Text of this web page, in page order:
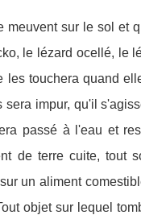
sur le sol et
le lézard ocellé, le
touchera quand
sera impur, qu'il
passé à l'eau et
de terre cuite, tout
un aliment
objet sur lequel